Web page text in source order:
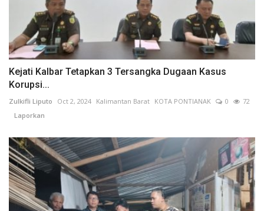
Kejati Kalbar Tetapkan 3 Tersangka Dugaan Kasus
Korupsi...
Zulkifli Liputo Oct 2, 2024 Kalimantan Barat KOTA PONTIANAK 0
72
Laporkan